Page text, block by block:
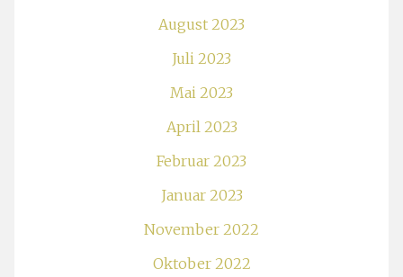
August 2023
Juli 2023
Mai 2023
April 2023
Februar 2023
Januar 2023
November 2022
Oktober 2022